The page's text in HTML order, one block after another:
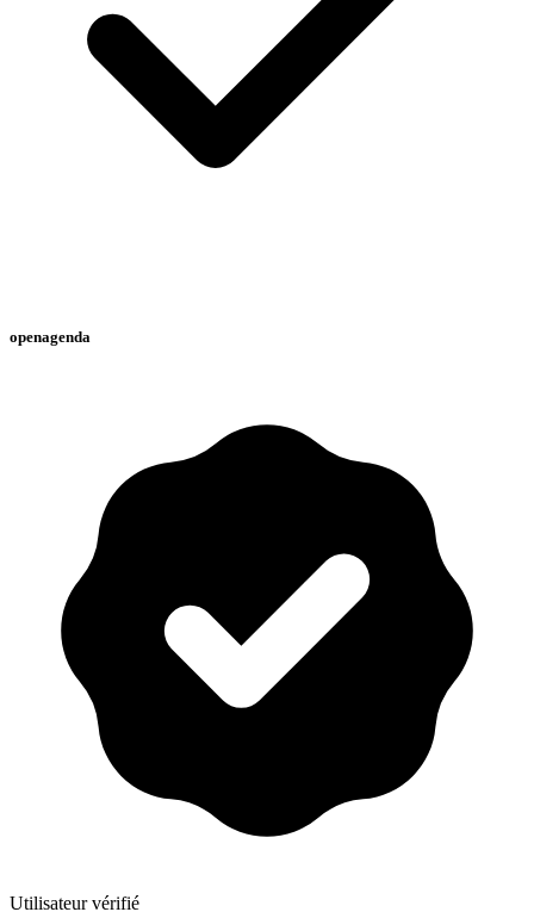
openagenda
Utilisateur vérifié